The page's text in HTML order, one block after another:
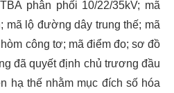
phân phối 10/22/35kV; mã
mã lộ đường dây trung thế; mã
công tơ; mã điểm đo; sơ đồ
đã quyết định chủ trương đầu
hạ thế nhằm mục đích số hóa